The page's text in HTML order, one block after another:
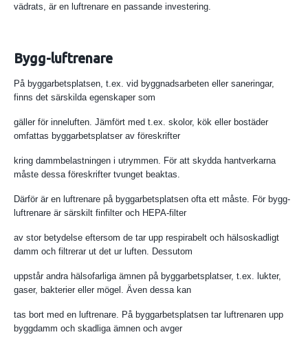
vädrats, är en luftrenare en passande investering.
Bygg-luftrenare
På byggarbetsplatsen, t.ex. vid byggnadsarbeten eller saneringar,
finns det särskilda egenskaper som
gäller för inneluften. Jämfört med t.ex. skolor, kök eller bostäder
omfattas byggarbetsplatser av föreskrifter
kring dammbelastningen i utrymmen. För att skydda hantverkarna
måste dessa föreskrifter tvunget beaktas.
Därför är en luftrenare på byggarbetsplatsen ofta ett måste. För bygg-
luftrenare är särskilt finfilter och HEPA-filter
av stor betydelse eftersom de tar upp respirabelt och hälsoskadligt
damm och filtrerar ut det ur luften. Dessutom
uppstår andra hälsofarliga ämnen på byggarbetsplatser, t.ex. lukter,
gaser, bakterier eller mögel. Även dessa kan
tas bort med en luftrenare. På byggarbetsplatsen tar luftrenaren upp
byggdamm och skadliga ämnen och avger